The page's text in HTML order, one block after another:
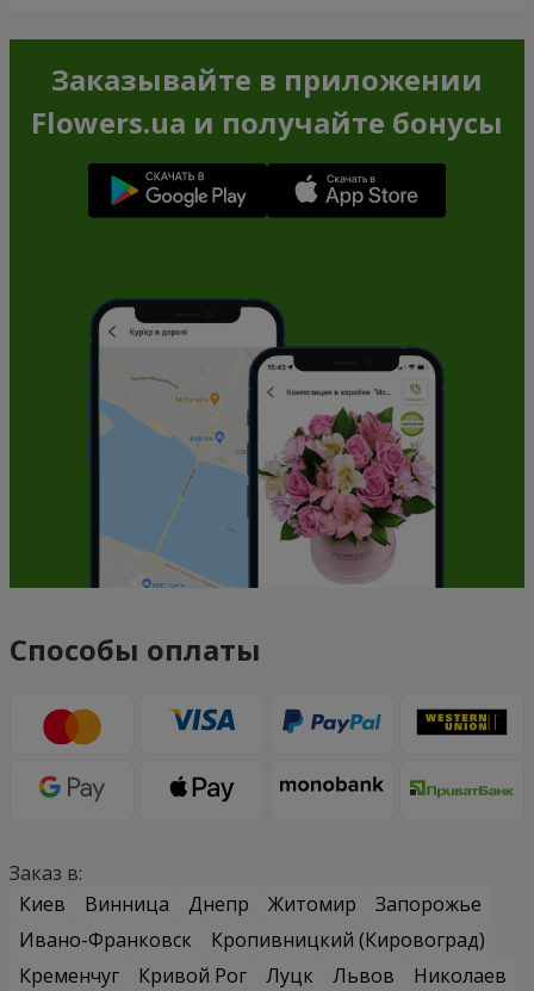
Заказывайте в приложении
Flowers.ua и получайте бонусы
Способы оплаты
Заказ в:
Киев
Винница Днепр Житомир
Запорожье
Ивано-Франковск
Кропивницкий (Кировоград)
Кременчуг
Кривой Рог Луцк Львов
Николаев